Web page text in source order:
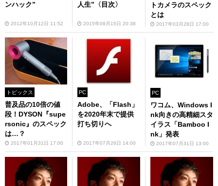
ンハック”
2012年10月12日 11:52
人生”〈目次〉
2015年09月15日 20:38
トカメラのスペック
とは
2017年03月28日 17:00
トピックス
普及品の10倍の値
段！DYSON『supe
rsonic』のスペック
は…？
2017年01月31日 17:00
PC
Adobe、「Flash」
を2020年末で提供
打ち切りへ
2017年07月26日 14:00
PC
ワコム、Windows I
nk向きの高精細スタ
イラス「Bamboo I
nk」発表
2017年07月31日 13:00